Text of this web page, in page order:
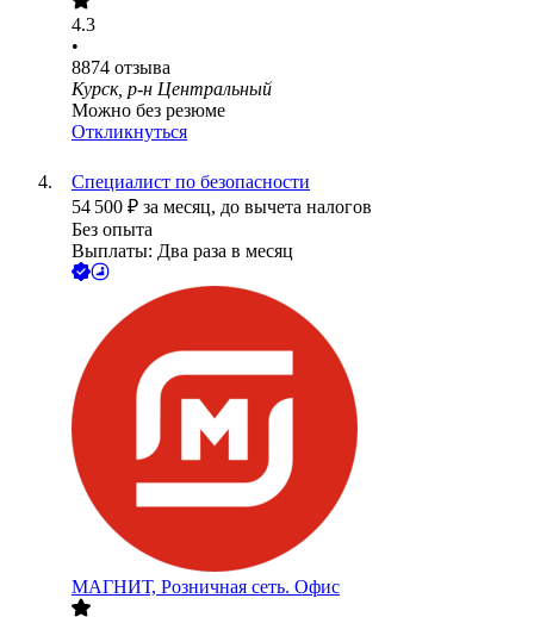
4.3
•
8874 отзыва
Курск, р-н Центральный
Можно без резюме
Откликнуться
Специалист по безопасности
54 500 ₽ за месяц, до вычета налогов
Без опыта
Выплаты: Два раза в месяц
МАГНИТ, Розничная сеть. Офис